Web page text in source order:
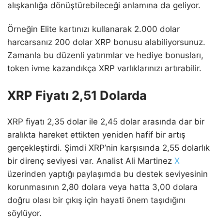
alışkanlığa dönüştürebileceği anlamına da geliyor.
Örneğin Elite kartınızı kullanarak 2.000 dolar
harcarsanız 200 dolar XRP bonusu alabiliyorsunuz.
Zamanla bu düzenli yatırımlar ve hediye bonusları,
token ivme kazandıkça XRP varlıklarınızı artırabilir.
XRP Fiyatı 2,51 Dolarda
XRP fiyatı 2,35 dolar ile 2,45 dolar arasında dar bir
aralıkta hareket ettikten yeniden hafif bir artış
gerçekleştirdi. Şimdi XRP’nin karşısında 2,55 dolarlık
bir direnç seviyesi var. Analist Ali Martinez X
üzerinden yaptığı paylaşımda bu destek seviyesinin
korunmasının 2,80 dolara veya hatta 3,00 dolara
doğru olası bir çıkış için hayati önem taşıdığını
söylüyor.